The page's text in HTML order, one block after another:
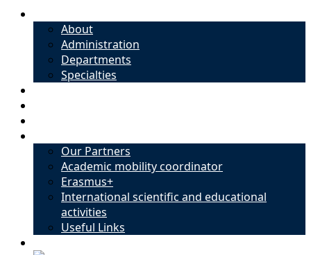
About
Administration
Departments
Specialties
Our Partners
Academic mobility coordinator
Erasmus+
International scientific and educational
activities
Useful Links